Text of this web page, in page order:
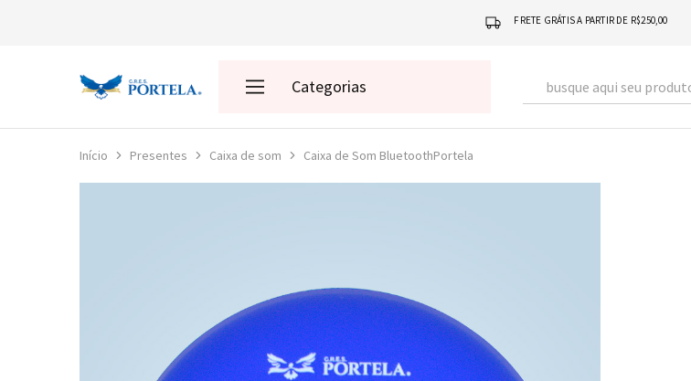
FRETE GRÁTIS A PARTIR DE R$250,00
Loja
Categorias
Roupas
Decoração
Início Presentes Caixa de som Caixa de Som BluetoothPortela